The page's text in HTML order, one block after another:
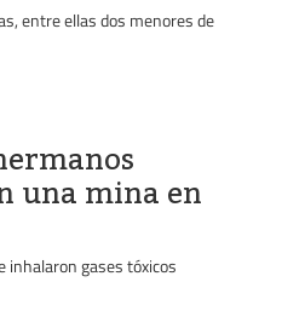
entre ellas dos menores de
una mina en
inhalaron gases tóxicos